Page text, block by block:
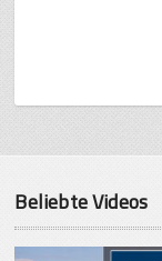
Beliebte Videos